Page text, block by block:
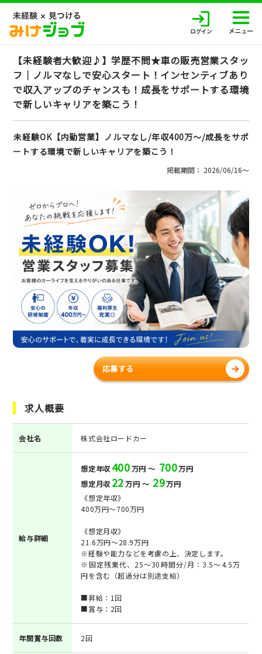
【未経験者大歓迎♪】学歴不問★車の販売営業スタッ
フ｜ノルマなしで安心スタート！インセンティブあり
で収入アップのチャンスも！成長をサポートする環境
で新しいキャリアを築こう！
未経験OK【内勤営業】ノルマなし/年収400万～/成長をサポ
ートする環境で新しいキャリアを築こう！
掲載期間： 2026/06/16〜
応募する
求人概要
会社名 株式会社ロードカー
給与詳細
想定年収 400万円 ～ 700万円
想定月収 22万円 ～ 29万円
《想定年収》
400万円～700万円
《想定月収》
21.6万円～28.9万円
※経験や能力などを考慮の上、決定します。
※固定残業代、25～30時間分/月：3.5～4.5万
円を含む（超過分は別途支給）
■昇給：1回
■賞与：2回
年間賞与回数 2回